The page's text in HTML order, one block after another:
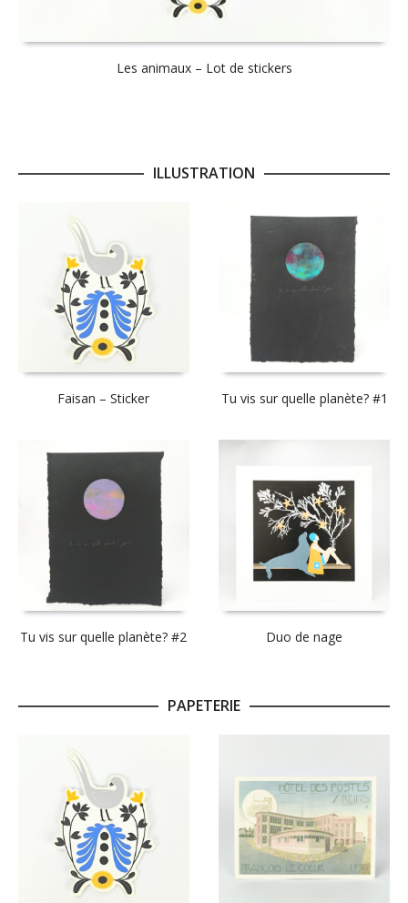
Les animaux – Lot de stickers
ILLUSTRATION
Faisan – Sticker Tu vis sur quelle planète? #1
Tu vis sur quelle planète? #2 Duo de nage
PAPETERIE